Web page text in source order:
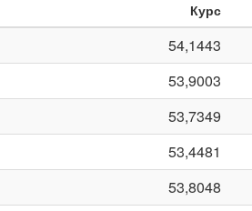
Курс
54,1443
53,9003
53,7349
53,4481
53,8048